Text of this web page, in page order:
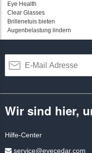
Eye Health
Clear Glasses
Brillenetuis bieten
Augenbelastung lindern
Wir sind hier,
Hilfe-Center
service@eyecedar.com